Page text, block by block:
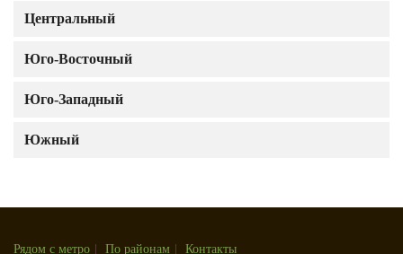
Центральный
Юго-Восточный
Юго-Западный
Южный
Рядом с метро По районам Контакты